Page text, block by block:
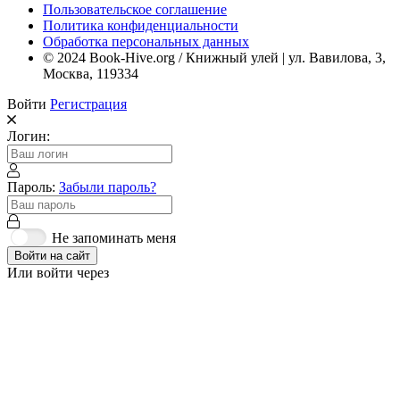
Пользовательское соглашение
Политика конфиденциальности
Обработка персональных данных
© 2024 Book-Hive.org / Книжный улей | ул. Вавилова, 3,
Москва, 119334
Войти Регистрация
Логин:
Пароль: Забыли пароль?
Не запоминать меня
Войти на сайт
Или войти через